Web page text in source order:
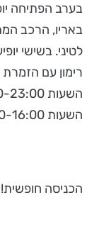
בערב הפתיחה
באריו, הרכב
לטיני. בשישי
השעות 11:00-16:00.
הכניסה חופשית!